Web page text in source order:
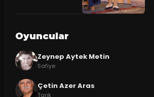
Oyuncular
Zeynep Aytek Metin
Safiye
Çetin Azer Aras
Tarık